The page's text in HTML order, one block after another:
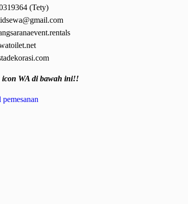
(Tety)
WA di bawah ini!!